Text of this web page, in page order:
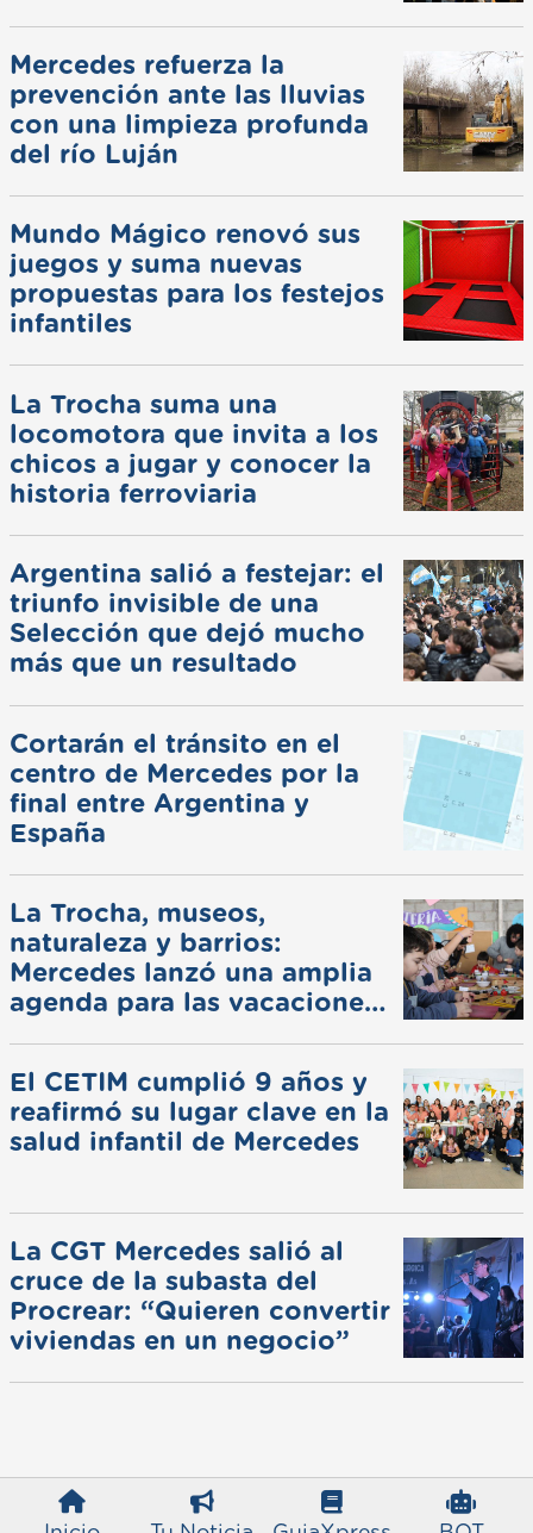
Mercedes refuerza la
prevención ante las lluvias
con una limpieza profunda
del río Luján
Mundo Mágico renovó sus
juegos y suma nuevas
propuestas para los festejos
infantiles
La Trocha suma una
locomotora que invita a los
chicos a jugar y conocer la
historia ferroviaria
Argentina salió a festejar: el
triunfo invisible de una
Selección que dejó mucho
más que un resultado
Cortarán el tránsito en el
centro de Mercedes por la
final entre Argentina y
España
La Trocha, museos,
naturaleza y barrios:
Mercedes lanzó una amplia
agenda para las vacaciones
El CETIM cumplió 9 años y
reafirmó su lugar clave en la
salud infantil de Mercedes
La CGT Mercedes salió al
cruce de la subasta del
Procrear: “Quieren convertir
viviendas en un negocio”